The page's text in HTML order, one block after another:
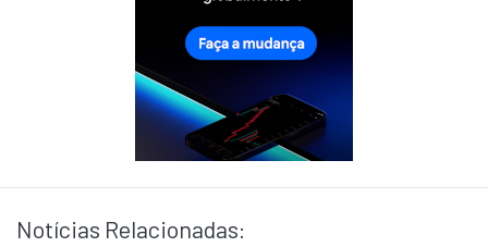
Notícias Relacionadas: